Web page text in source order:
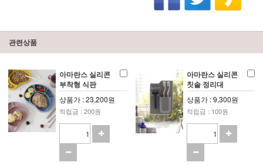
관련상품
아마란스 실리콘
부착형 식판
상품가 : 23,200원
적립금 : 200원
아마란스 실리콘
칫솔 정리대
상품가 : 9,300원
적립금 : 100원